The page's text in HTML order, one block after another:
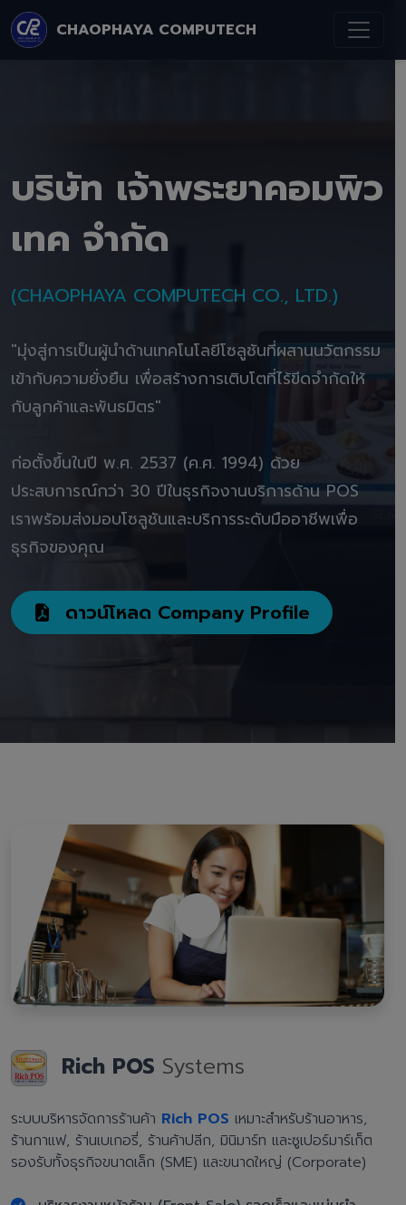
CHAOPHAYA COMPUTECH
บริษัท เจ้าพระยาคอมพิว
เทค จำกัด
(CHAOPHAYA COMPUTECH CO., LTD.)
"มุ่งสู่การเป็นผู้นำด้านเทคโนโลยีโซลูชันที่ผสานนวัตกรรม
เข้ากับความยั่งยืน เพื่อสร้างการเติบโตที่ไร้ขีดจำกัดให้
กับลูกค้าและพันธมิตร"
ก่อตั้งขึ้นในปี พ.ศ. 2537 (ค.ศ. 1994) ด้วย
ประสบการณ์กว่า 30 ปีในธุรกิจงานบริการด้าน POS
เราพร้อมส่งมอบโซลูชันและบริการระดับมืออาชีพเพื่อ
ธุรกิจของคุณ
ดาวน์โหลด Company Profile
Rich POS Systems
ระบบบริหารจัดการร้านค้า Rich POS เหมาะสำหรับร้านอาหาร,
ร้านกาแฟ, ร้านเบเกอรี่, ร้านค้าปลีก, มินิมาร์ท และซูเปอร์มาร์เก็ต
รองรับทั้งธุรกิจขนาดเล็ก (SME) และขนาดใหญ่ (Corporate)